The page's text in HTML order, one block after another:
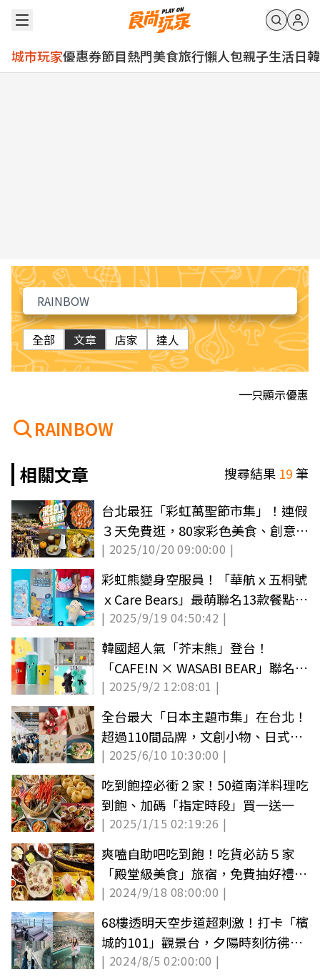
城市玩家優惠券節目熱門美食旅行懶人包親子生活日韓
全部 文章 店家 達人
只顯示優惠
RAINBOW
相關文章
搜尋結果 19筆
台北最狂「彩虹萬聖節市集」！連假
３天免費逛，80家彩色美食、創意小
物集合
| 2025/10/20 09:00:00 |
彩虹熊變身空服員！「華航ｘ五桐號
ｘCare Bears」最萌聯名13款餐點、
周邊
| 2025/9/19 04:50:42 |
韓國超人氣「芥末熊」登台！
「CAFE!N × WASABI BEAR」聯名餐
點、周邊一次看
| 2025/9/2 12:08:01 |
全台最大「日本主題市集」在台北！
超過110間品牌，文創小物、日式美
食都有
| 2025/6/10 10:30:00 |
吃到飽控必衝２家！50道南洋料理吃
到飽、加碼「指定時段」買一送一
| 2025/1/15 02:19:26 |
爽嗑自助吧吃到飽！吃貨必訪５家
「殿堂級美食」旅宿，免費抽好禮住
宿券(中獎公布)
| 2024/9/18 08:00:00 |
68樓透明天空步道超刺激！打卡「檳
城的101」觀景台，夕陽時刻彷彿漫
步雲端
| 2024/8/5 02:00:00 |